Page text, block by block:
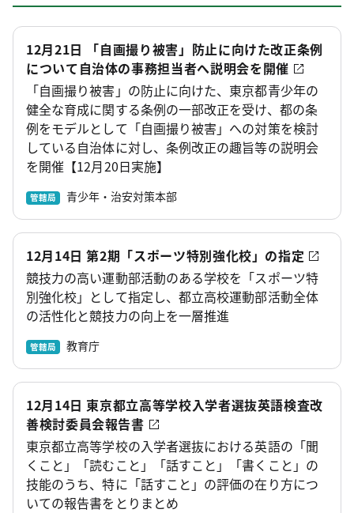
12月21日 「自画撮り被害」防止に向けた改正条例
について自治体の事務担当者へ説明会を開催
「自画撮り被害」の防止に向けた、東京都青少年の
健全な育成に関する条例の一部改正を受け、都の条
例をモデルとして「自画撮り被害」への対策を検討
している自治体に対し、条例改正の趣旨等の説明会
を開催【12月20日実施】
管轄局 青少年・治安対策本部
12月14日 第2期「スポーツ特別強化校」の指定
競技力の高い運動部活動のある学校を「スポーツ特
別強化校」として指定し、都立高校運動部活動全体
の活性化と競技力の向上を一層推進
管轄局 教育庁
12月14日 東京都立高等学校入学者選抜英語検査改
善検討委員会報告書
東京都立高等学校の入学者選抜における英語の「聞
くこと」「読むこと」「話すこと」「書くこと」の
技能のうち、特に「話すこと」の評価の在り方につ
いての報告書をとりまとめ